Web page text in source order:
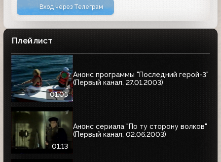
Вход через Телеграм
Плейлист
01:05
Анонс программы "Последний герой-3"
(Первый канал, 27.01.2003)
01:13
Анонс сериала "По ту сторону волков"
(Первый канал, 02.06.2003)